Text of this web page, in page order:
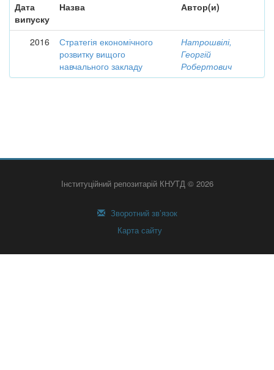
Дата
випуску
Назва Автор(и)
2016
Стратегія економічного
розвитку вищого
навчального закладу
Натрошвілі,
Георгій
Робертович
Інституційний репозитарій КНУТД © 2026
Зворотний зв’язок
Карта сайту